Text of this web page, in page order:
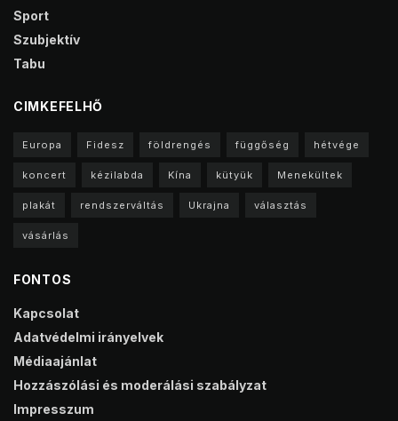
Sport
Szubjektív
Tabu
CIMKEFELHŐ
Europa Fidesz földrengés függőség hétvége
koncert kézilabda Kína kütyük Menekültek
plakát rendszerváltás Ukrajna választás
vásárlás
FONTOS
Kapcsolat
Adatvédelmi irányelvek
Médiaajánlat
Hozzászólási és moderálási szabályzat
Impresszum